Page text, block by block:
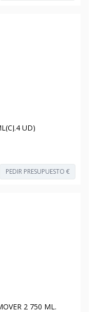
UD)
PEDIR PRESUPUESTO €
2 750 ML.